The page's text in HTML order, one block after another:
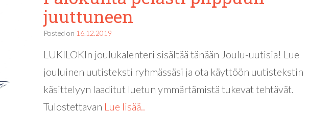
juuttuneen
Posted on 16.12.2019
LUKILOKIn joulukalenteri sisältää tänään Joulu-uutisia! Lue
jouluinen uutisteksti ryhmässäsi ja ota käyttöön uutistekstin
käsittelyyn laaditut luetun ymmärtämistä tukevat tehtävät.
Tulostettavan Lue lisää..